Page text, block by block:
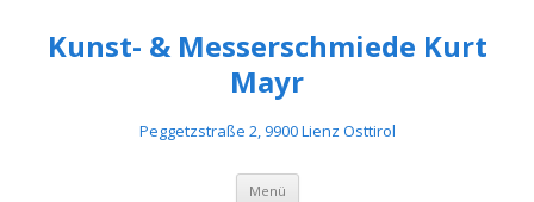
Kunst- & Messerschmiede Kurt
Mayr
Peggetzstraße 2, 9900 Lienz Osttirol
Menü Springe